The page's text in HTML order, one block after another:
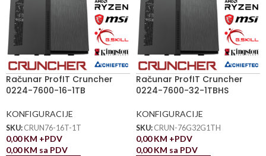
Računar ProfIT Cruncher
0224-7600-16-1TB
KONFIGURACIJE
SKU: CRUN76-16T-1T
0,00KM +PDV
0,00KM sa PDV
Računar ProfIT Cruncher
0224-7600-32-1TBHS
KONFIGURACIJE
SKU: CRUN-76G32G1TH
0,00KM +PDV
0,00KM sa PDV